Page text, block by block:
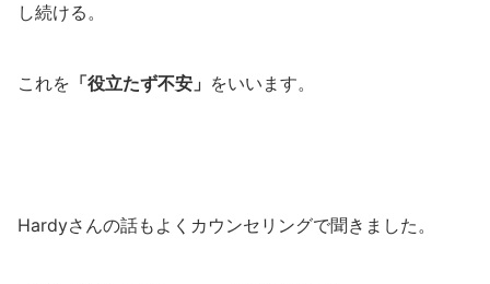
し続ける。
これを 「役立たず不安」 をいいます。
Hardyさんの話もよくカウンセリングで聞きました。